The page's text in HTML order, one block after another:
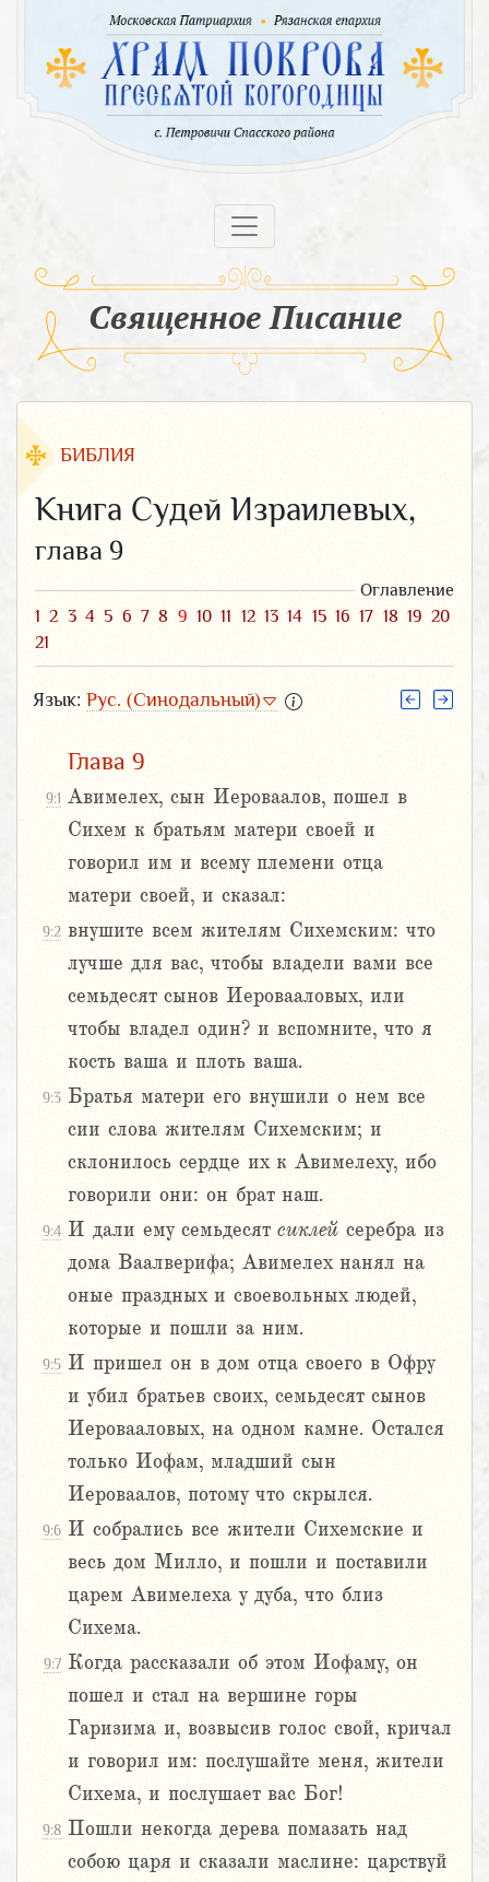
Священное Писание
БИБЛИЯ
Книга Судей Израилевых,
глава 9
Оглавление
1 2 3 4 5 6 7 8 9 10 11 12 13 14 15 16 17 18 19 20
21
Язык: Рус. (Синодальный)
Глава 9
9:1 Авимелех, сын Иероваалов, пошел в
Сихем к братьям матери своей и
говорил им и всему племени отца
матери своей, и сказал:
9:2 внушите всем жителям Сихемским: что
лучше для вас, чтобы владели вами все
семьдесят сынов Иеровааловых, или
чтобы владел один? и вспомните, что я
кость ваша и плоть ваша.
9:3 Братья матери его внушили о нем все
сии слова жителям Сихемским; и
склонилось сердце их к Авимелеху, ибо
говорили они: он брат наш.
9:4 И дали ему семьдесят сиклей серебра из
дома Ваалверифа; Авимелех нанял на
оные праздных и своевольных людей,
которые и пошли за ним.
9:5 И пришел он в дом отца своего в Офру
и убил братьев своих, семьдесят сынов
Иеровааловых, на одном камне. Остался
только Иофам, младший сын
Иероваалов, потому что скрылся.
9:6 И собрались все жители Сихемские и
весь дом Милло, и пошли и поставили
царем Авимелеха у дуба, что близ
Сихема.
9:7 Когда рассказали об этом Иофаму, он
пошел и стал на вершине горы
Гаризима и, возвысив голос свой, кричал
и говорил им: послушайте меня, жители
Сихема, и послушает вас Бог!
9:8 Пошли некогда дерева помазать над
собою царя и сказали маслине: царствуй